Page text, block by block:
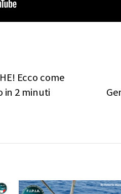
Ecco come
in 2 minuti